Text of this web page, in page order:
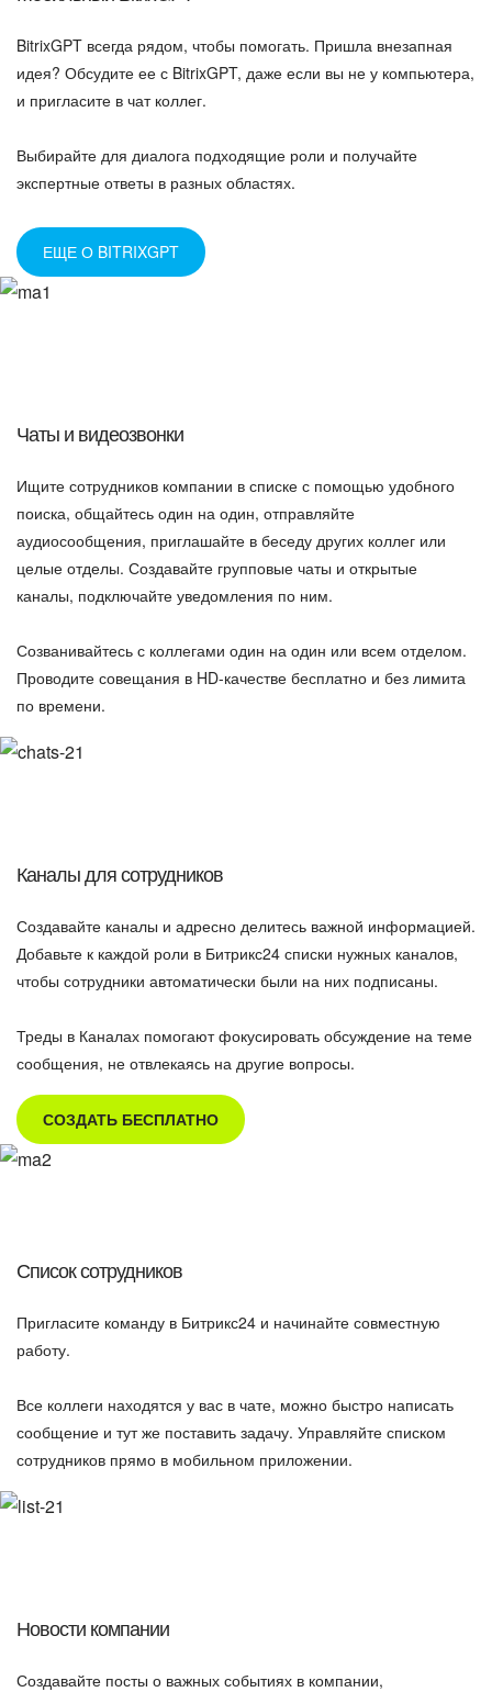
BitrixGPT всегда рядом, чтобы помогать. Пришла внезапная
идея? Обсудите ее с BitrixGPT, даже если вы не у компьютера,
и пригласите в чат коллег.
Выбирайте для диалога подходящие роли и получайте
экспертные ответы в разных областях.
ЕЩЕ О BITRIXGPT
Чаты и видеозвонки
Ищите сотрудников компании в списке с помощью удобного
поиска, общайтесь один на один, отправляйте
аудиосообщения, приглашайте в беседу других коллег или
целые отделы. Создавайте групповые чаты и открытые
каналы, подключайте уведомления по ним.
Созванивайтесь с коллегами один на один или всем отделом.
Проводите совещания в HD-качестве бесплатно и без лимита
по времени.
Каналы для сотрудников
Создавайте каналы и адресно делитесь важной информацией.
Добавьте к каждой роли в Битрикс24 списки нужных каналов,
чтобы сотрудники автоматически были на них подписаны.
Треды в Каналах помогают фокусировать обсуждение на теме
сообщения, не отвлекаясь на другие вопросы.
СОЗДАТЬ БЕСПЛАТНО
Список сотрудников
Пригласите команду в Битрикс24 и начинайте совместную
работу.
Все коллеги находятся у вас в чате, можно быстро написать
сообщение и тут же поставить задачу. Управляйте списком
сотрудников прямо в мобильном приложении.
Новости компании
Создавайте посты о важных событиях в компании,